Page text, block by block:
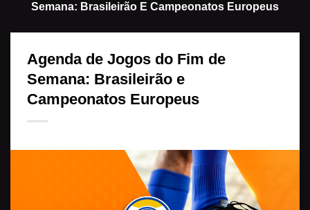
Semana: Brasileirão E Campeonatos Europeus
Agenda de Jogos do Fim de
Semana: Brasileirão e
Campeonatos Europeus